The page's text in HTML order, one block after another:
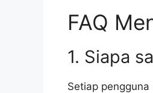
FAQ
1. Siapa
Setiap